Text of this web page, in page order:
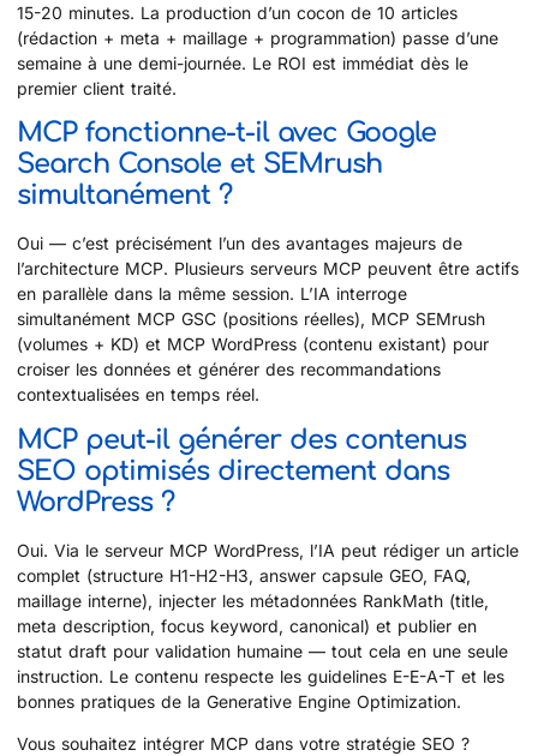
15-20 minutes. La production d’un cocon de 10 articles
(rédaction + meta + maillage + programmation) passe d’une
semaine à une demi-journée. Le ROI est immédiat dès le
premier client traité.
MCP fonctionne-t-il avec Google
Search Console et SEMrush
simultanément ?
Oui — c’est précisément l’un des avantages majeurs de
l’architecture MCP. Plusieurs serveurs MCP peuvent être actifs
en parallèle dans la même session. L’IA interroge
simultanément MCP GSC (positions réelles), MCP SEMrush
(volumes + KD) et MCP WordPress (contenu existant) pour
croiser les données et générer des recommandations
contextualisées en temps réel.
MCP peut-il générer des contenus
SEO optimisés directement dans
WordPress ?
Oui. Via le serveur MCP WordPress, l’IA peut rédiger un article
complet (structure H1-H2-H3, answer capsule GEO, FAQ,
maillage interne), injecter les métadonnées RankMath (title,
meta description, focus keyword, canonical) et publier en
statut draft pour validation humaine — tout cela en une seule
instruction. Le contenu respecte les guidelines E-E-A-T et les
bonnes pratiques de la Generative Engine Optimization.
Vous souhaitez intégrer MCP dans votre stratégie SEO ?